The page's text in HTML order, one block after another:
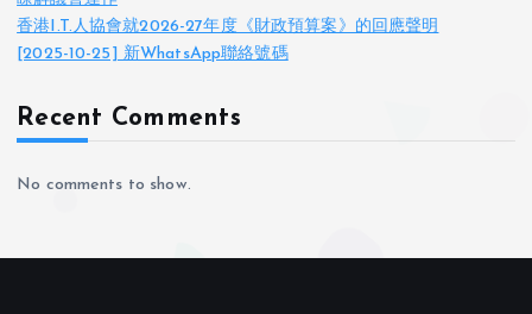
a
a
瞭解議會運作
香港I.T.人協會就2026-27年度《財政預算案》的回應聲明
[2025-10-25] 新WhatsApp聯絡號碼
Recent Comments
No comments to show.